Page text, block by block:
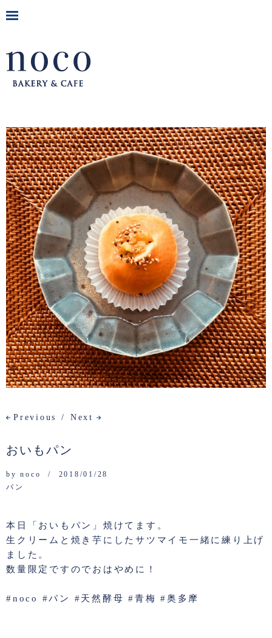
Next
Previous
おいもパン
bynoco
2018/01/28
パン
本日「おいもパン」焼けてます。
生クリームと焼き芋にしたサツマイモ一緒に練り上げ
ました。
数量限定ですのでおはやめに！
#noco #パン #天然酵母 #青梅 #奥多摩